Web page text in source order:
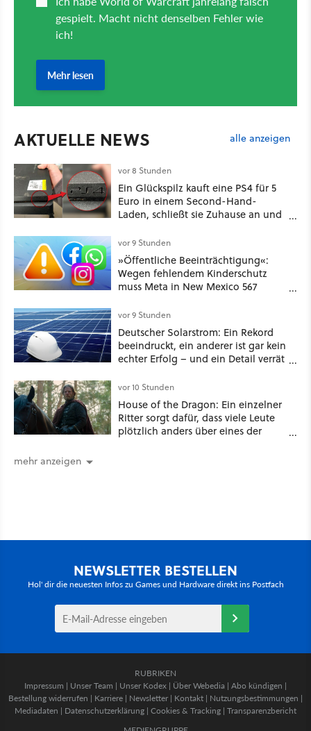
AKTUELLE NEWS alle anzeigen
vor 8 Stunden
Ein Glückspilz kauft eine PS4 für 5
Euro in einem Second-Hand-
Laden, schließt sie Zuhause an und
funktionierende PlayStation [Best of
GameStar]
vor 9 Stunden
»Öffentliche Beeinträchtigung«:
Wegen fehlendem Kinderschutz
muss Meta in New Mexico 567
vor 9 Stunden
Deutscher Solarstrom: Ein Rekord
beeindruckt, ein anderer ist gar kein
echter Erfolg – und ein Detail verrät
jede Zahl
vor 10 Stunden
House of the Dragon: Ein einzelner
Ritter sorgt dafür, dass viele Leute
plötzlich anders über eines der
mehr anzeigen
NEWSLETTER BESTELLEN
Hol' dir die neuesten Infos zu Games und Hardware direkt ins Postfach
RUBRIKEN
Impressum | Unser Team | Unser Kodex | Über Webedia | Abo kündigen |
Bestellung widerrufen | Karriere | Newsletter | Kontakt | Nutzungsbestimmungen |
Mediadaten | Datenschutzerklärung | Cookies & Tracking | Transparenzbericht